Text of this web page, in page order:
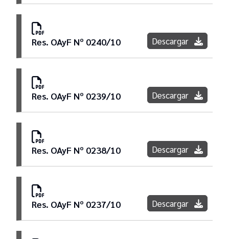
Res. OAyF Nº 0240/10 Descargar
Res. OAyF Nº 0239/10 Descargar
Res. OAyF Nº 0238/10 Descargar
Res. OAyF Nº 0237/10 Descargar